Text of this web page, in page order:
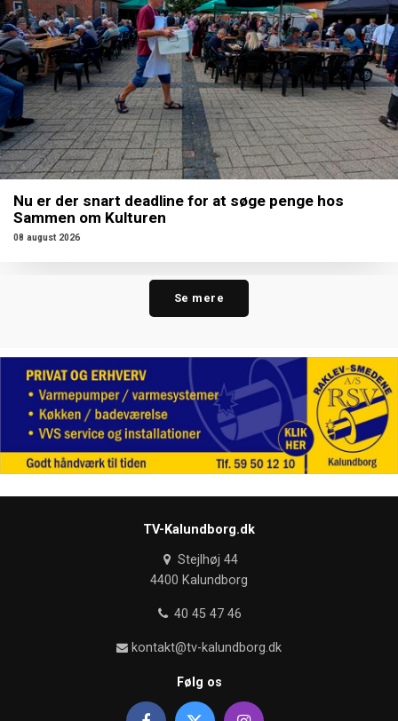
Nu er der snart deadline for at søge penge hos
Sammen om Kulturen
08 august 2026
Se mere
TV-Kalundborg.dk
Stejlhøj 44
4400 Kalundborg
40 45 47 46
kontakt@tv-kalundborg.dk
Følg os